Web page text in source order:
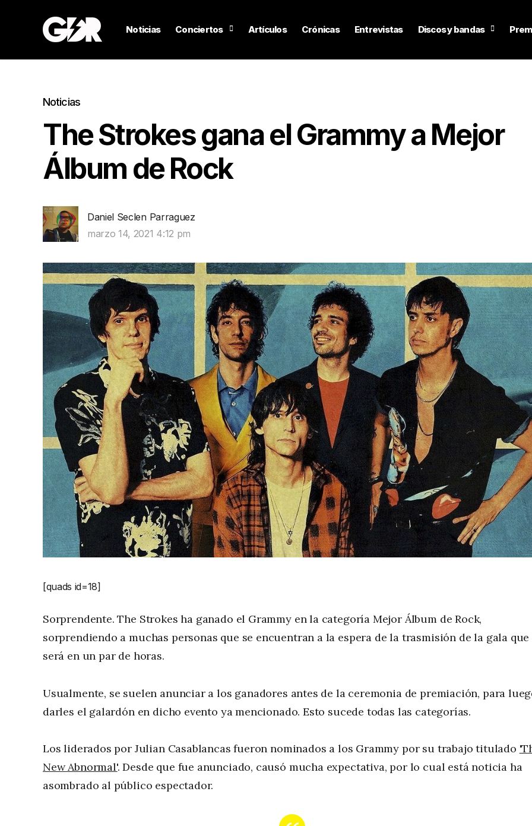
Noticias Conciertos Artículos Crónicas Entrevistas Discos y bandas
Noticias
The Strokes gana el Grammy a Mejor
Álbum de Rock
Daniel Seclen Parraguez
marzo 14, 2021 4:12 pm
[quads id=18]
Sorprendente. The Strokes ha ganado el Grammy en la categoría Mejor Álbum de Rock,
sorprendiendo a muchas personas que se encuentran a la espera de la trasmisión de la gala que
será en un par de horas.
Usualmente, se suelen anunciar a los ganadores antes de la ceremonia de premiación, para
darles el galardón en dicho evento ya mencionado. Esto sucede todas las categorías.
Los liderados por Julian Casablancas fueron nominados a los Grammy por su trabajo titulado
New Abnormal'. Desde que fue anunciado, causó mucha expectativa, por lo cual está noticia ha
asombrado al público espectador.